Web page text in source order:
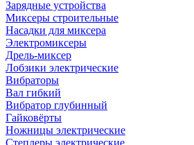
Зарядные устройства
Миксеры строительные
Насадки для миксера
Электромиксеры
Дрель-миксер
Лобзики электрические
Вибраторы
Вал гибкий
Вибратор глубинный
Гайковёрты
Ножницы электрические
Степлеры электрические